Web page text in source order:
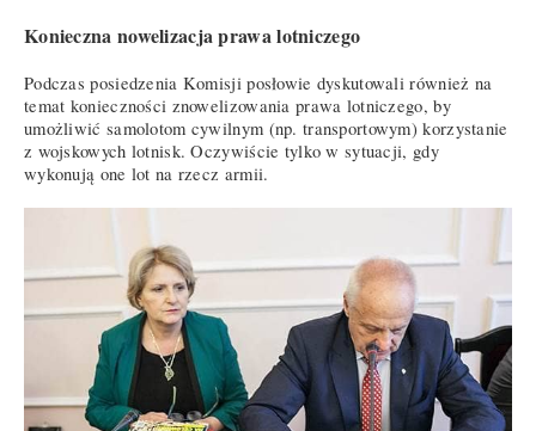
Konieczna nowelizacja prawa lotniczego
Podczas posiedzenia Komisji posłowie dyskutowali również na
temat konieczności znowelizowania prawa lotniczego, by
umożliwić samolotom cywilnym (np. transportowym) korzystanie
z wojskowych lotnisk. Oczywiście tylko w sytuacji, gdy
wykonują one lot na rzecz armii.